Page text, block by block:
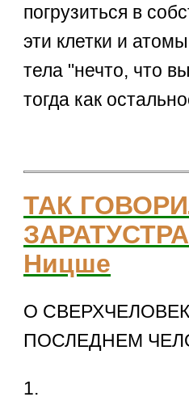
погрузиться в
эти клетки и
тела "нечто, что
тогда как
ТАК
Ницше
О
ПОСЛЕДНЕМ
1.